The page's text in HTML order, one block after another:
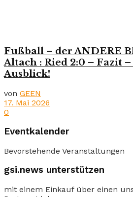
Fußball – der ANDERE
Altach : Ried 2:0 – Fazit
Ausblick!
von GEEN
17. Mai 2026
0
Eventkalender
Bevorstehende Veranstaltungen
gsi.news unterstützen
mit einem Einkauf über einen